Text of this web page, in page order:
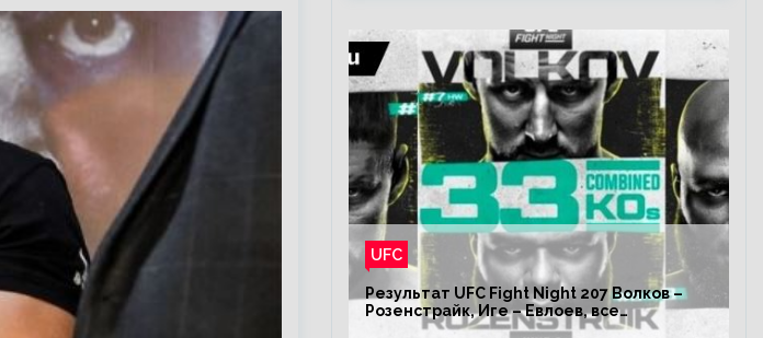
UFC
Результат UFC Fight Night 207 Волков –
Розенстрайк, Иге – Евлоев, все
результаты турнира ЮФС ФН 207